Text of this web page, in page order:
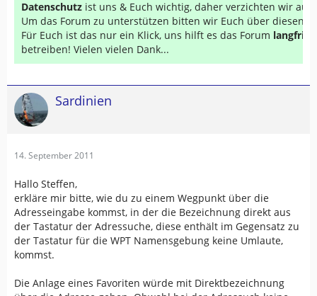
Datenschutz ist uns & Euch wichtig, daher verzichten wir auf
Um das Forum zu unterstützen bitten wir Euch über diesen
Für Euch ist das nur ein Klick, uns hilft es das Forum
betreiben! Vielen vielen Dank...
Sardinien
14. September 2011
Hallo Steffen,
erkläre mir bitte, wie du zu einem Wegpunkt über die
Adresseingabe kommst, in der die Bezeichnung direkt aus
der Tastatur der Adressuche, diese enthält im Gegensatz zu
der Tastatur für die WPT Namensgebung keine Umlaute,
kommst.
Die Anlage eines Favoriten würde mit Direktbezeichnung